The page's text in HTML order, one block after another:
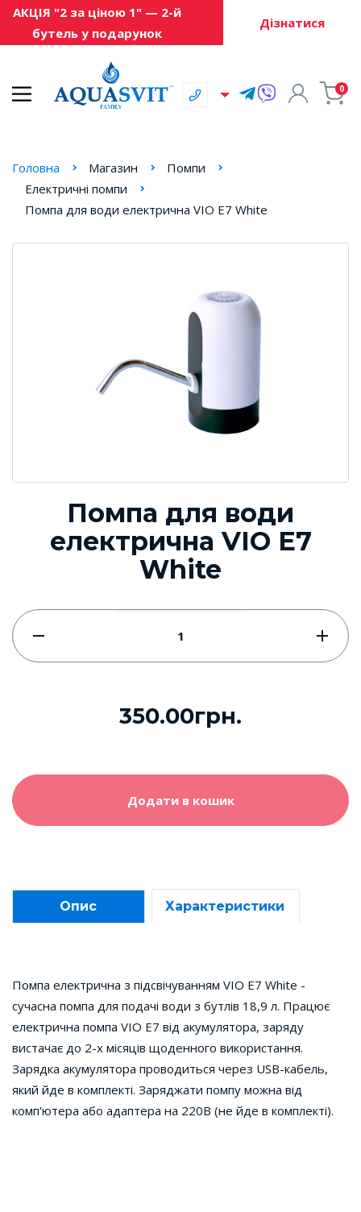
АКЦІЯ "2 за ціною 1" — 2-й
бутель у подарунок
Дізнатися
0
Головна Магазин
Помпи
Електричні помпи
Помпа для води електрична VIO E7 White
Помпа для води
електрична VIO E7
White
350.00грн.
Додати в кошик
Опис Характеристики
Помпа електрична з підсвічуванням VIO E7 White -
сучасна помпа для подачі води з бутлів 18,9 л. Працює
електрична помпа VIO E7 від акумулятора, заряду
вистачає до 2-х місяців щоденного використання.
Зарядка акумулятора проводиться через USB-кабель,
який йде в комплекті. Заряджати помпу можна від
комп'ютера або адаптера на 220В (не йде в комплекті).